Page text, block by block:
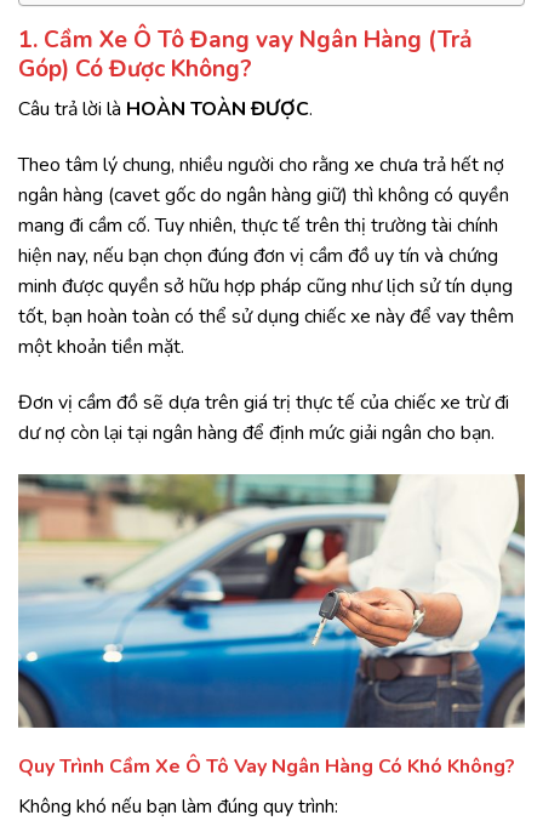
1. Cầm Xe Ô Tô Đang vay Ngân Hàng (Trả
Góp) Có Được Không?
Câu trả lời là HOÀN TOÀN ĐƯỢC.
Theo tâm lý chung, nhiều người cho rằng xe chưa trả hết nợ
ngân hàng (cavet gốc do ngân hàng giữ) thì không có quyền
mang đi cầm cố. Tuy nhiên, thực tế trên thị trường tài chính
hiện nay, nếu bạn chọn đúng đơn vị cầm đồ uy tín và chứng
minh được quyền sở hữu hợp pháp cũng như lịch sử tín dụng
tốt, bạn hoàn toàn có thể sử dụng chiếc xe này để vay thêm
một khoản tiền mặt.
Đơn vị cầm đồ sẽ dựa trên giá trị thực tế của chiếc xe trừ đi
dư nợ còn lại tại ngân hàng để định mức giải ngân cho bạn.
Quy Trình Cầm Xe Ô Tô Vay Ngân Hàng Có Khó Không?
Không khó nếu bạn làm đúng quy trình: